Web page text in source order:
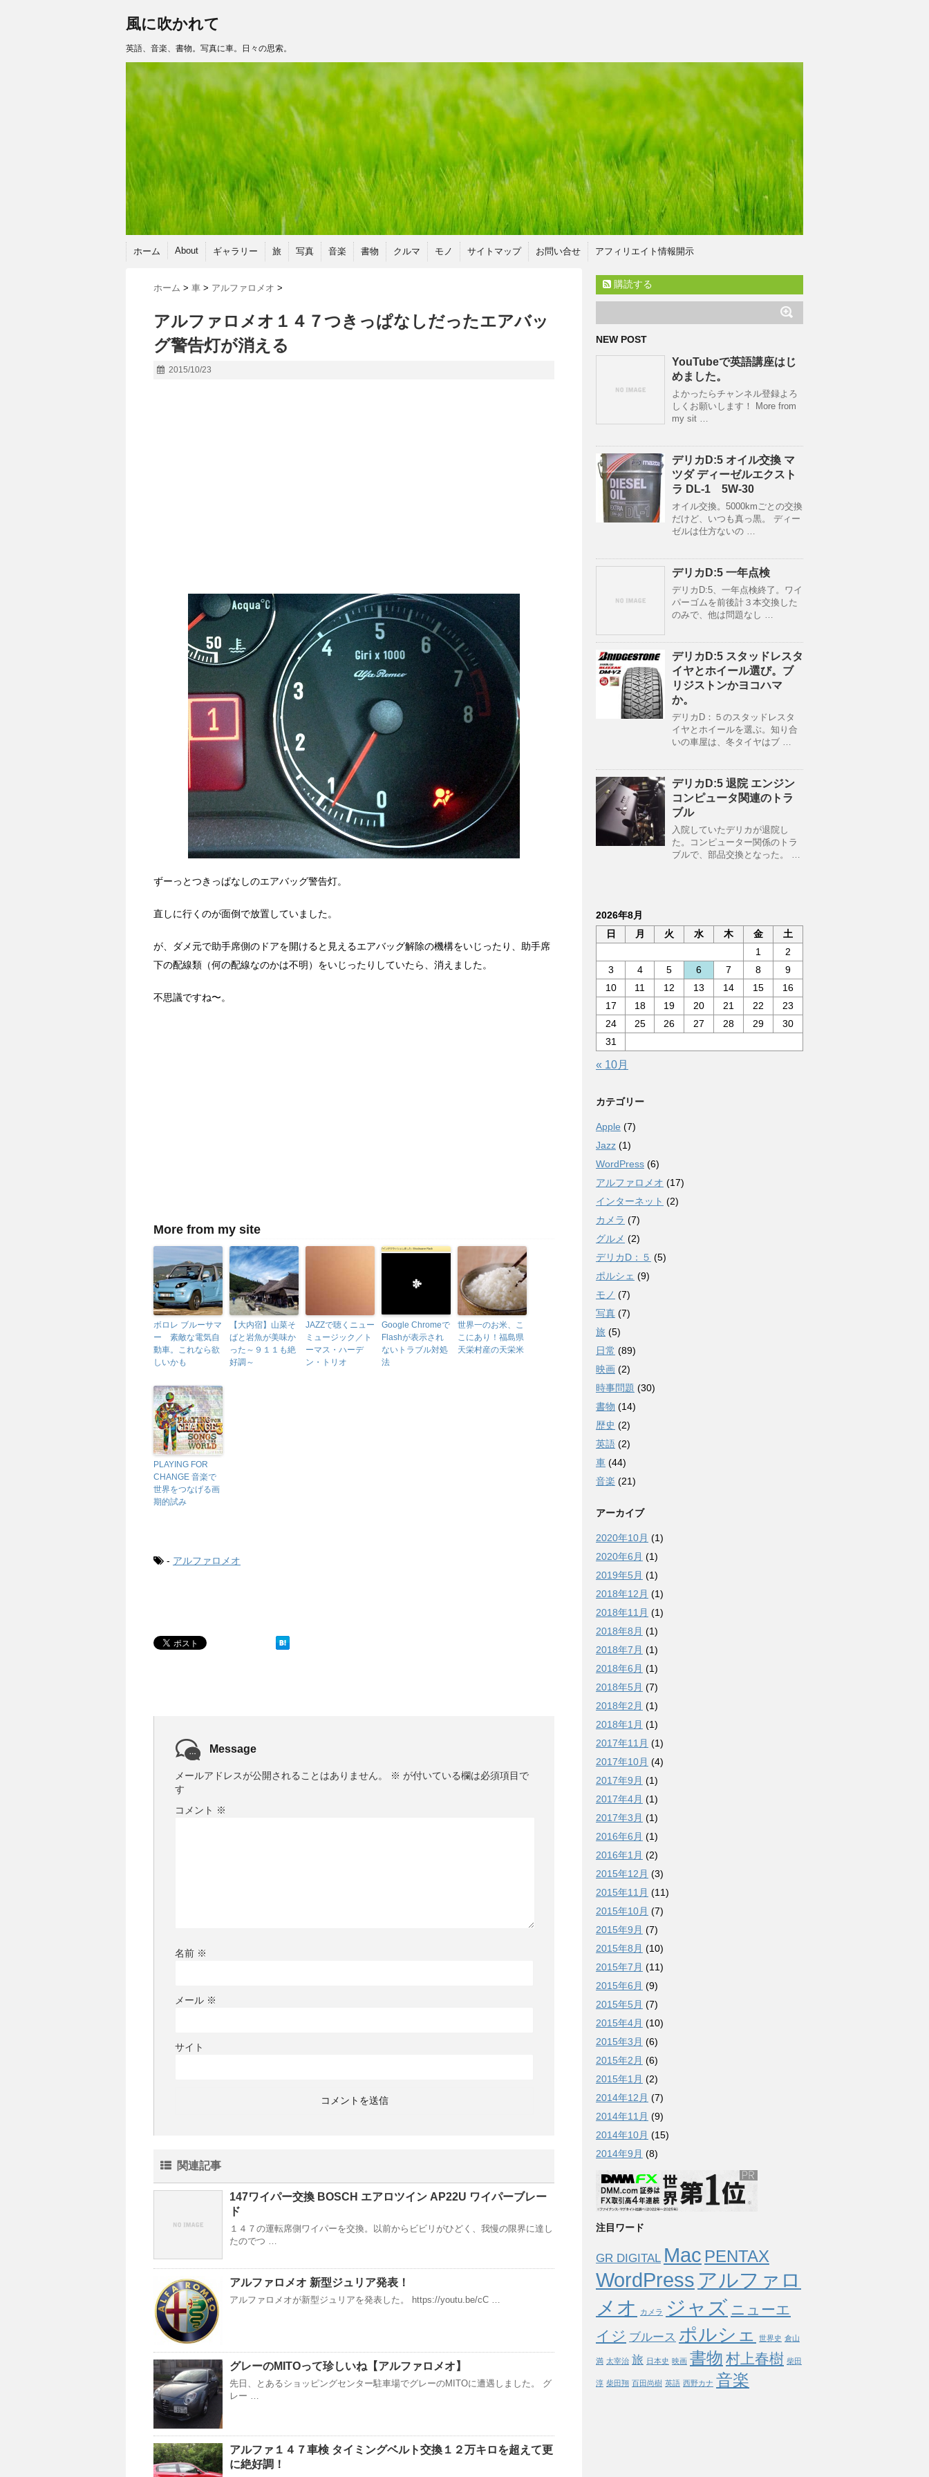
風に吹かれて
英語、音楽、書物。写真に車。日々の思索。
ホーム About ギャラリー 旅 写真 音楽 書物 クルマ モノ サイトマップ お問い合せ アフィリエイト情報開示
ホーム > 車 > アルファロメオ >
アルファロメオ１４７つきっぱなしだったエアバッ
グ警告灯が消える
2015/10/23
ずーっとつきっぱなしのエアバッグ警告灯。
直しに行くのが面倒で放置していました。
が、ダメ元で助手席側のドアを開けると見えるエアバッグ解除の機構をいじったり、助手席
下の配線類（何の配線なのかは不明）をいじったりしていたら、消えました。
不思議ですね〜。
More from my site
ボロレ ブルーサマ
ー 素敵な電気自
動車。これなら欲
しいかも
【大内宿】山菜そ
ばと岩魚が美味か
った～９１１も絶
好調～
JAZZで聴くニュー
ミュージック／ト
ーマス・ハーデ
ン・トリオ
Google Chromeで
Flashが表示され
ないトラブル対処
法
世界一のお米、こ
こにあり！福島県
天栄村産の天栄米
PLAYING FOR
CHANGE 音楽で
世界をつなげる画
期的試み
- アルファロメオ
Message
メールアドレスが公開されることはありません。 ※ が付いている欄は必須項目で
す
コメント ※
名前 ※
メール ※
サイト
関連記事
147ワイパー交換 BOSCH エアロツイン AP22U ワイパーブレー
ド
１４７の運転席側ワイパーを交換。以前からビビリがひどく、我慢の限界に達し
たのでつ …
アルファロメオ 新型ジュリア発表！
アルファロメオが新型ジュリアを発表した。 https://youtu.be/cC …
グレーのMITOって珍しいね【アルファロメオ】
先日、とあるショッピングセンター駐車場でグレーのMITOに遭遇しました。 グ
レー …
アルファ１４７車検 タイミングベルト交換１２万キロを超えて更
に絶好調！
購読する
NEW POST
YouTubeで英語講座はじ
めました。
よかったらチャンネル登録よろ
しくお願いします！ More from
my sit …
デリカD:5 オイル交換 マ
ツダ ディーゼルエクスト
ラ DL-1 5W-30
オイル交換。5000kmごとの交換
だけど、いつも真っ黒。 ディー
ゼルは仕方ないの …
デリカD:5 一年点検
デリカD:5、一年点検終了。ワイ
パーゴムを前後計３本交換した
のみで、他は問題なし …
デリカD:5 スタッドレスタ
イヤとホイール選び。ブ
リジストンかヨコハマ
か。
デリカD：５のスタッドレスタ
イヤとホイールを選ぶ。知り合
いの車屋は、冬タイヤはブ …
デリカD:5 退院 エンジン
コンピュータ関連のトラ
ブル
入院していたデリカが退院し
た。コンピューター関係のトラ
ブルで、部品交換となった。 …
2026年8月
日
月 火 水 木 金
土
1
2
3
4 5 6 7 8
9
10
11 12 13 14 15
16
17
18 19 20 21 22
23
24
25 26 27 28 29
30
31
« 10月
カテゴリー
Apple (7)
Jazz (1)
WordPress (6)
アルファロメオ (17)
インターネット (2)
カメラ (7)
グルメ (2)
デリカD：５ (5)
ポルシェ (9)
モノ (7)
写真 (7)
旅 (5)
日常 (89)
映画 (2)
時事問題 (30)
書物 (14)
歴史 (2)
英語 (2)
車 (44)
音楽 (21)
アーカイブ
2020年10月 (1)
2020年6月 (1)
2019年5月 (1)
2018年12月 (1)
2018年11月 (1)
2018年8月 (1)
2018年7月 (1)
2018年6月 (1)
2018年5月 (7)
2018年2月 (1)
2018年1月 (1)
2017年11月 (1)
2017年10月 (4)
2017年9月 (1)
2017年4月 (1)
2017年3月 (1)
2016年6月 (1)
2016年1月 (2)
2015年12月 (3)
2015年11月 (11)
2015年10月 (7)
2015年9月 (7)
2015年8月 (10)
2015年7月 (11)
2015年6月 (9)
2015年5月 (7)
2015年4月 (10)
2015年3月 (6)
2015年2月 (6)
2015年1月 (2)
2014年12月 (7)
2014年11月 (9)
2014年10月 (15)
2014年9月 (8)
注目ワード
GR DIGITAL Mac PENTAX
WordPress アルファロ
メオ
カメラ ジャズ ニューエ
イジ ブルース ポルシェ 世界史 倉山
満 太宰治 旅 日本史 映画 書物 村上春樹 柴田
淳 柴田翔 百田尚樹 英語 西野カナ 音楽